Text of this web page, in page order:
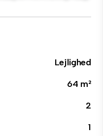
Lejlighed
64 m²
2
1